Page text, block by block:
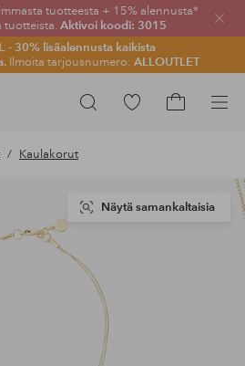
tuotteesta + 15% alennusta*
tuotteista. Aktivoi koodi: 3015
-30% lisäalennusta kaikista
Ilmoita tarjousnumero: ALLOUTLET
Sulje
Hae
Siirry
Kaulakorut
Näytä samankaltaisia